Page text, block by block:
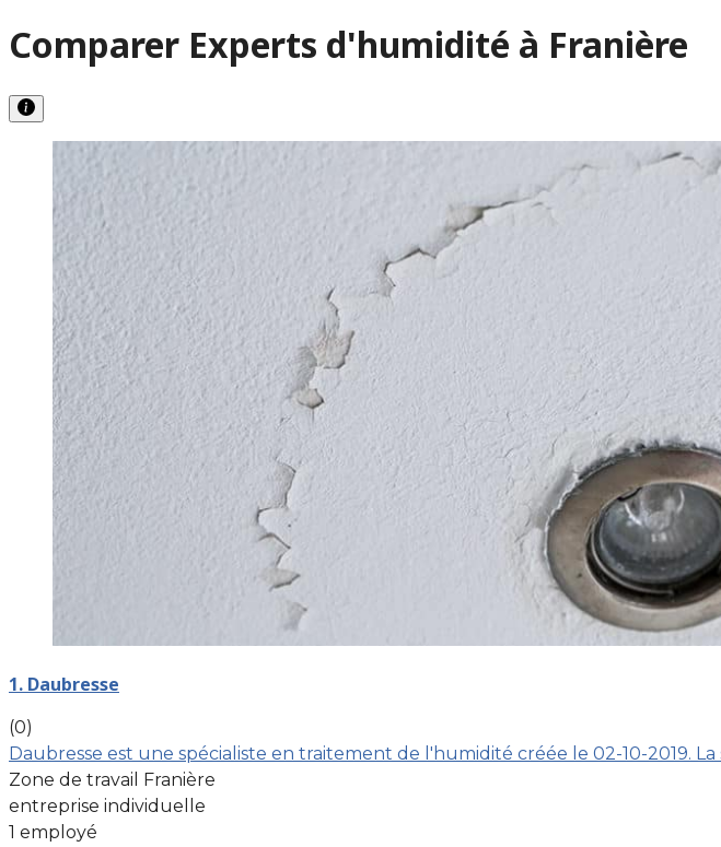
Comparer Experts d'humidité à Franière
1. Daubresse
(0)
Daubresse est une spécialiste en traitement de l'humidité créée le 02-10-2019.
Zone de travail Franière
entreprise individuelle
1 employé